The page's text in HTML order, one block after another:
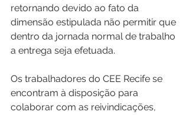
retornando devido ao fato da
dimensão estipulada não permitir que
dentro da jornada normal de trabalho
a entrega seja efetuada.
Os trabalhadores do CEE Recife se
encontram à disposição para
colaborar com as reivindicações,